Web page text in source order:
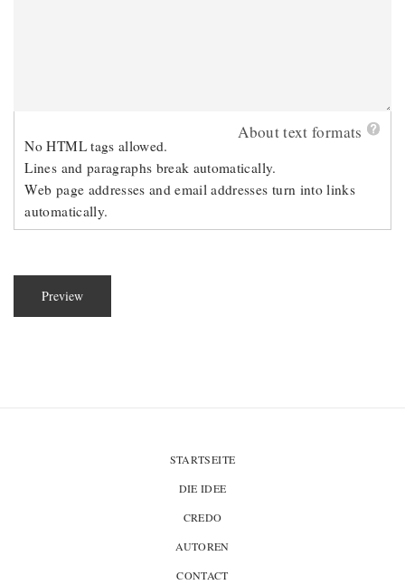
About text formats
No HTML tags allowed.
Lines and paragraphs break automatically.
Web page addresses and email addresses turn into links
automatically.
STARTSEITE
DIE IDEE
CREDO
AUTOREN
CONTACT